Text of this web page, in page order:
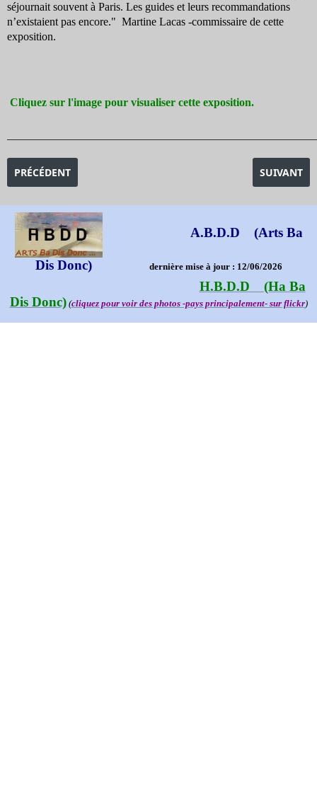
séjournait souvent à Paris. Les guides et leurs recommandations
n’existaient pas encore." Martine Lacas -commissaire de cette
exposition.
Cliquez sur l'image pour visualiser cette exposition.
ARTICLE PRÉCÉDENT : EXPOSITION PARIS-ATHÈNES -
PRÉCÉDENT ARTICLE
SUIVANT
A.B.D.D (Arts Ba
Dis Donc) dernière mise à jour : 12/06/2026
H.B.D.D (Ha Ba
Dis Donc)(cliquez pour voir des photos -pays principalement- sur flickr)